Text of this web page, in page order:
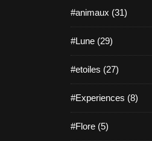
#animaux (31)
#Lune (29)
#etoiles (27)
#Experiences (8)
#Flore (5)